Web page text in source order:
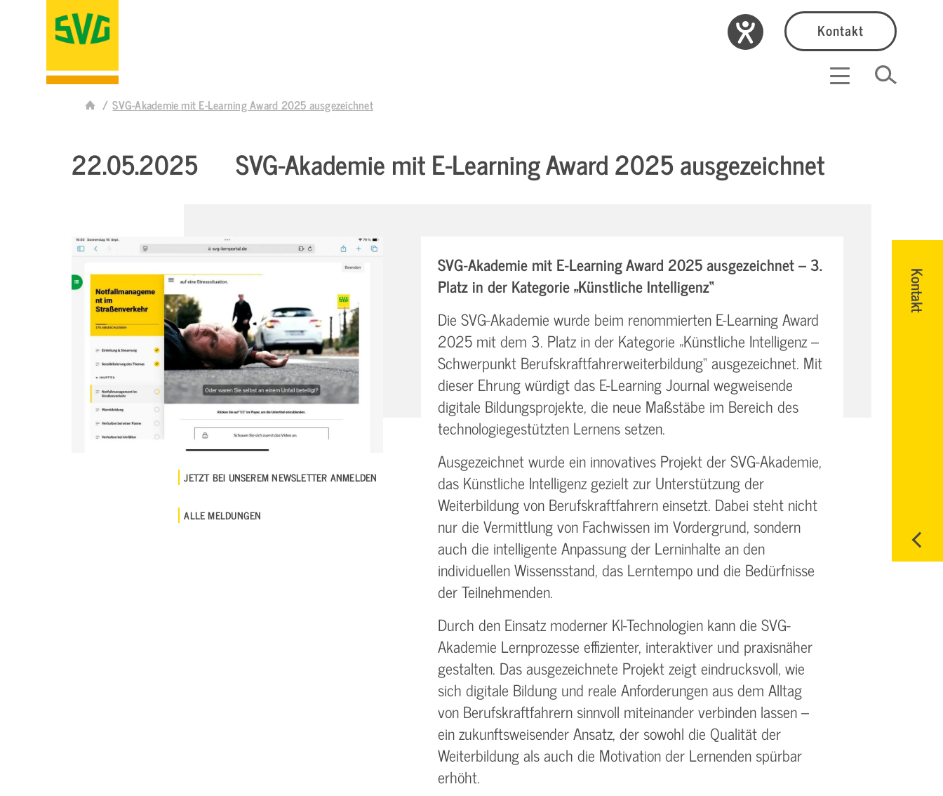
Kontakt
Kontakt
SVG-Akademie mit E-Learning Award 2025 ausgezeichnet
22.05.2025 SVG-Akademie mit E-Learning Award 2025 ausgezeichnet
JETZT BEI UNSEREM NEWSLETTER ANMELDEN
ALLE MELDUNGEN
SVG-Akademie mit E-Learning Award 2025 ausgezeichnet – 3.
Platz in der Kategorie „Künstliche Intelligenz“
Die SVG-Akademie wurde beim renommierten E-Learning Award
2025 mit dem 3. Platz in der Kategorie „Künstliche Intelligenz –
Schwerpunkt Berufskraftfahrerweiterbildung“ ausgezeichnet. Mit
dieser Ehrung würdigt das E-Learning Journal wegweisende
digitale Bildungsprojekte, die neue Maßstäbe im Bereich des
technologiegestützten Lernens setzen.
Ausgezeichnet wurde ein innovatives Projekt der SVG-Akademie,
das Künstliche Intelligenz gezielt zur Unterstützung der
Weiterbildung von Berufskraftfahrern einsetzt. Dabei steht nicht
nur die Vermittlung von Fachwissen im Vordergrund, sondern
auch die intelligente Anpassung der Lerninhalte an den
individuellen Wissensstand, das Lerntempo und die Bedürfnisse
der Teilnehmenden.
Durch den Einsatz moderner KI-Technologien kann die SVG-
Akademie Lernprozesse effizienter, interaktiver und praxisnäher
gestalten. Das ausgezeichnete Projekt zeigt eindrucksvoll, wie
sich digitale Bildung und reale Anforderungen aus dem Alltag
von Berufskraftfahrern sinnvoll miteinander verbinden lassen –
ein zukunftsweisender Ansatz, der sowohl die Qualität der
Weiterbildung als auch die Motivation der Lernenden spürbar
erhöht.